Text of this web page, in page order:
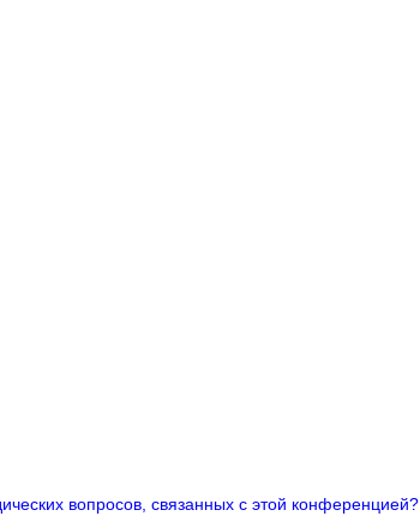
вопросов, связанных с этой конференцией?